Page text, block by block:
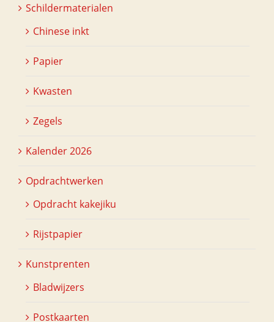
Schildermaterialen
Chinese inkt
Papier
Kwasten
Zegels
Kalender 2026
Opdrachtwerken
Opdracht kakejiku
Rijstpapier
Kunstprenten
Bladwijzers
Postkaarten